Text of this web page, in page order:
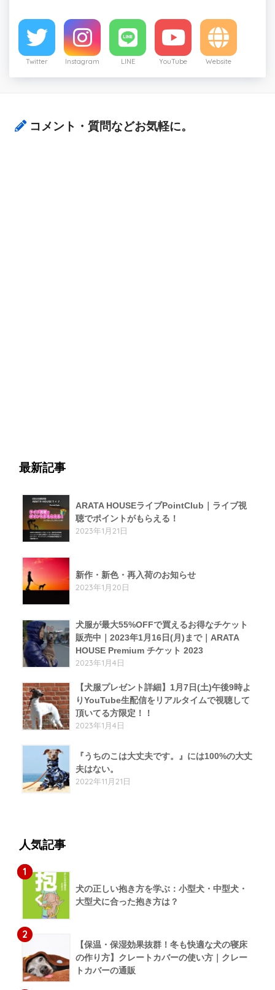
Twitter Instagram LINE YouTube Website
コメント・質問などお気軽に。
最新記事
ARATA HOUSEライブPointClub｜ライブ視
聴でポイントがもらえる！
2023年1月21日
新作・新色・再入荷のお知らせ
2023年1月20日
犬服が最大55%OFFで買えるお得なチケット
販売中｜2023年1月16日(月)まで｜ARATA
HOUSE Premium チケット 2023
2023年1月4日
【犬服プレゼント詳細】1月7日(土)午後9時よ
りYouTube生配信をリアルタイムで視聴して
頂いてる方限定！！
2023年1月4日
『うちのこは大丈夫です。』には100%の大丈
夫はない。
2022年11月21日
人気記事
1
犬の正しい抱き方を学ぶ：小型犬・中型犬・
大型犬に合った抱き方は？
2
【保温・保湿効果抜群！冬も快適な犬の寝床
の作り方】クレートカバーの使い方｜クレー
トカバーの通販